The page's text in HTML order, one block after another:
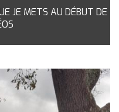
JE METS AU DÉBUT DE